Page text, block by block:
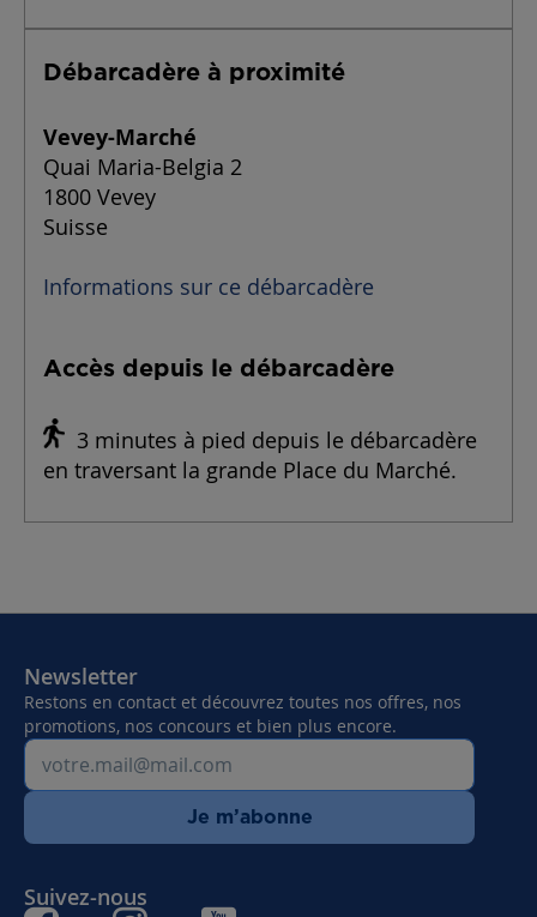
Débarcadère à proximité
Vevey-Marché
Quai Maria-Belgia 2
1800 Vevey
Suisse
Informations sur ce débarcadère
Accès depuis le débarcadère
3 minutes à pied depuis le débarcadère
en traversant la grande Place du Marché.
Newsletter
Restons en contact et découvrez toutes nos offres, nos
promotions, nos concours et bien plus encore.
Je m’abonne
Suivez-nous